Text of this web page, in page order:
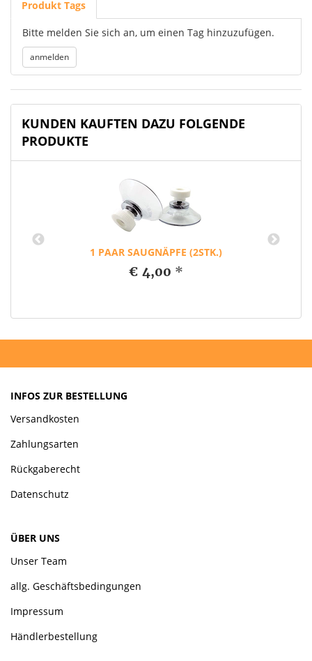
Produkt Tags
Bitte melden Sie sich an, um einen Tag hinzuzufügen.
KUNDEN KAUFTEN DAZU FOLGENDE
PRODUKTE
1 PAAR SAUGNÄPFE (2STK.)
€ 4,00 *
INFOS ZUR BESTELLUNG
Versandkosten
Zahlungsarten
Rückgaberecht
Datenschutz
ÜBER UNS
Unser Team
allg. Geschäftsbedingungen
Impressum
Händlerbestellung